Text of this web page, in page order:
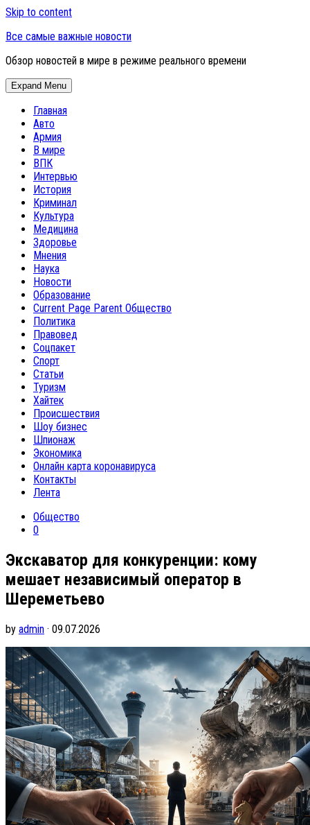
Skip to content
Все самые важные новости
Обзор новостей в мире в режиме реального времени
Expand Menu
Главная
Авто
Армия
В мире
ВПК
Интервью
История
Криминал
Культура
Медицина
Здоровье
Мнения
Наука
Новости
Образование
Current Page Parent Общество
Политика
Правовед
Соцпакет
Спорт
Статьи
Туризм
Хайтек
Происшествия
Шоу бизнес
Шпионаж
Экономика
Онлайн карта коронавируса
Контакты
Лента
Общество
0
Экскаватор для конкуренции: кому
мешает независимый оператор в
Шереметьево
by admin · 09.07.2026